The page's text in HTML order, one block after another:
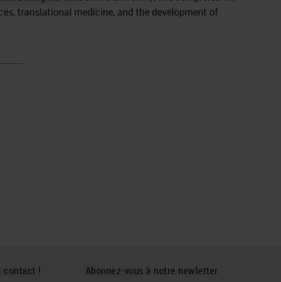
translational medicine, and the development of
contact ! Abonnez-vous à notre newletter